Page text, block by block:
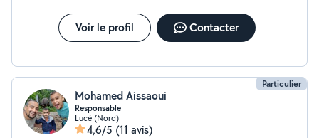
Voir le profil Contacter
Particulier
Mohamed Aissaoui
Responsable
Lucé (Nord)
4,6/5 (11 avis)